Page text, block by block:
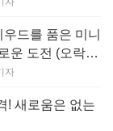
드를 품은 미니
(오락성
자
! 새로움은 없는